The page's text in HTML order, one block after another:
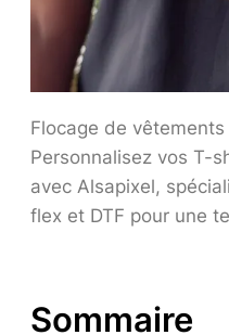
Flocage de
Personnalisez vos T-
avec Alsapixel,
flex et DTF pour une
Sommaire